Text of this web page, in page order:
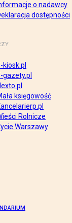
o nadawcy
dostępności
kiosk.pl
gazety.pl
księgowość
Rolnicze
Warszawy